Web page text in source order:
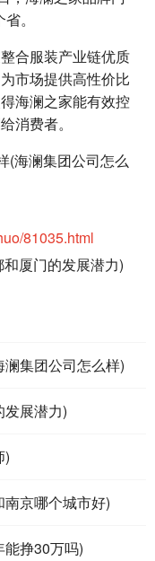
。
合服装产业链优质
市场提供高性价比
海澜之家能有效控
消费者。
81035.html
厦门的发展潜力)
集团公司怎么样)
展潜力)
)
京哪个城市好)
挣30万吗)